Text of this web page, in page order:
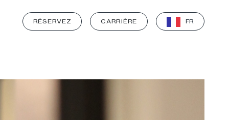
RÉSERVEZ CARRIÈRE FR